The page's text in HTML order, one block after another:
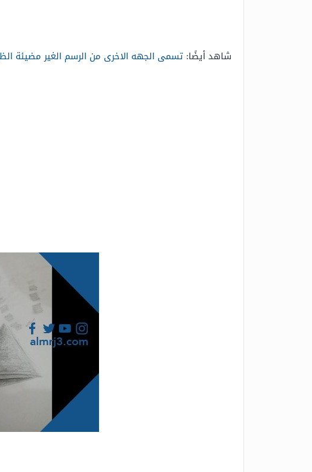
شاهد أيضًا: تسمى الجهه الاخرى من الرسم الغير مضيئة